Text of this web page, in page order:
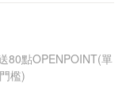
80點OPENPOINT(單
檻)